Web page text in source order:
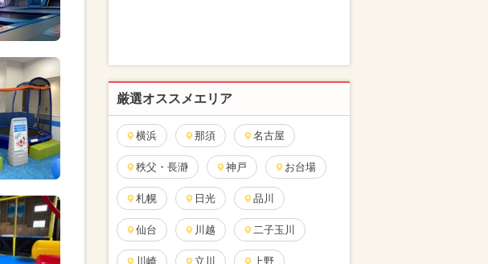
厳選オススメエリア
横浜 那須 名古屋
秩父・長瀞 神戸 お台場
札幌 日光 品川
仙台 川越 二子玉川
川崎 立川 上野